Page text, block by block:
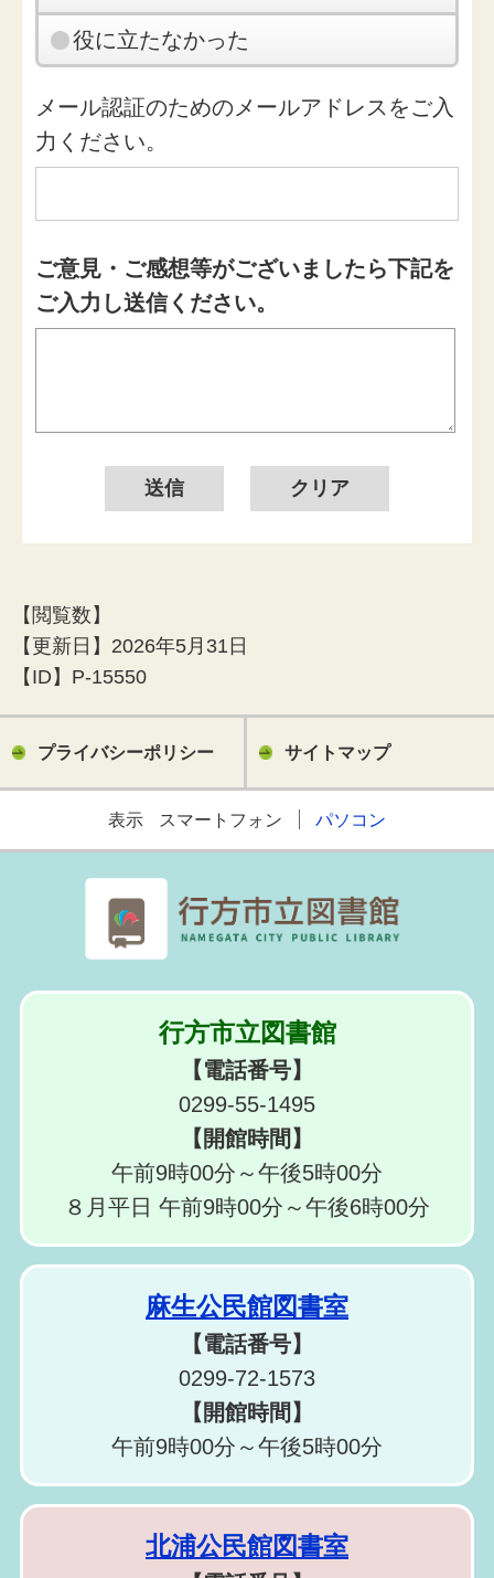
役に立たなかった
メール認証のためのメールアドレスをご入
力ください。
ご意見・ご感想等がございましたら下記を
ご入力し送信ください。
【閲覧数】
【更新日】 2026年5月31日
【ID】 P-15550
プライバシーポリシー サイトマップ
表示 スマートフォン パソコン
行方市立図書館
【電話番号】
0299-55-1495
【開館時間】
午前9時00分～午後5時00分
８月平日 午前9時00分～午後6時00分
麻生公民館図書室
【電話番号】
0299-72-1573
【開館時間】
午前9時00分～午後5時00分
北浦公民館図書室